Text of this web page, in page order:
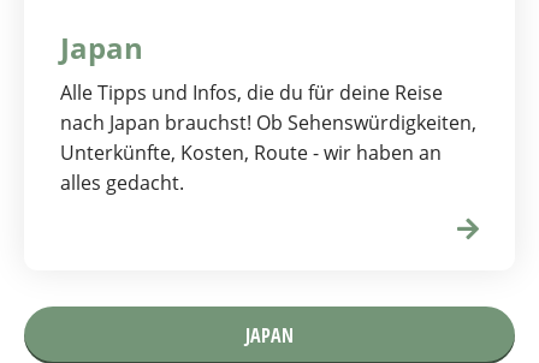
Japan
Alle Tipps und Infos, die du für deine Reise
nach Japan brauchst! Ob Sehenswürdigkeiten,
Unterkünfte, Kosten, Route - wir haben an
alles gedacht.
JAPAN